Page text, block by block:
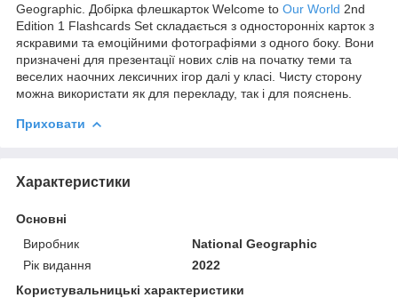
Geographic. Добірка флешкарток Welcome to Our World 2nd
Edition 1 Flashcards Set складається з односторонніх карток з
яскравими та емоційними фотографіями з одного боку. Вони
призначені для презентації нових слів на початку теми та
веселих наочних лексичних ігор далі у класі. Чисту сторону
можна використати як для перекладу, так і для пояснень.
Приховати
Характеристики
Основні
Виробник
National Geographic
Рік видання
2022
Користувальницькі характеристики